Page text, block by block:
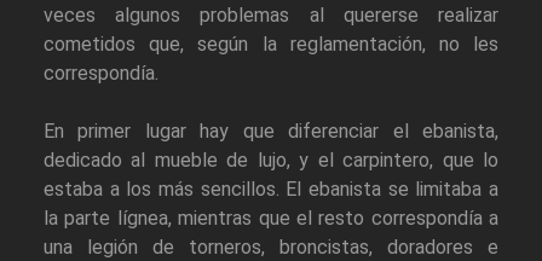
veces algunos problemas al quererse realizar
cometidos que, según la reglamentación, no les
correspondía.
En primer lugar hay que diferenciar el ebanista,
dedicado al mueble de lujo, y el carpintero, que lo
estaba a los más sencillos. El ebanista se limitaba a
la parte lígnea, mientras que el resto correspondía a
una legión de torneros, broncistas, doradores e